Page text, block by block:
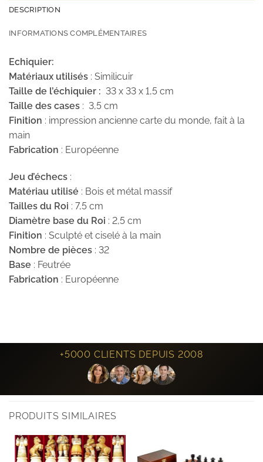
DESCRIPTION
INFORMATIONS COMPLÉMENTAIRES
Echiquier:
Matériaux utilisés : Similicuir
Taille de l’échiquier : 33 x 33 x 1,5 cm
Taille des cases : 3,5 cm
Finition : impression ancienne carte du monde, fait à la
main
Fabrication : Européenne
Jeu d’échecs :
Matériau utilisé : Bois et métal massif
Tailles du Roi : 7,5 cm
Diamètre base du Roi : 2,5 cm
Finition : Sculpté et ciselé à la main
Nombre de pièces : 32
Base : Feutrée
Fabrication : Européenne
+5000 CLIENTS DEPUIS 2008
PRODUITS SIMILAIRES